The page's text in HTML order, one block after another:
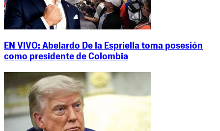
EN VIVO: Abelardo De la Espriella toma posesión
como presidente de Colombia